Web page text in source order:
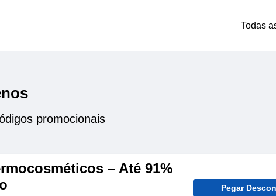
Todas
promocionais
– Até 91%
Pegar